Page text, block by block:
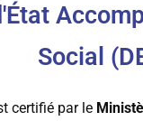
Social
certifié par le